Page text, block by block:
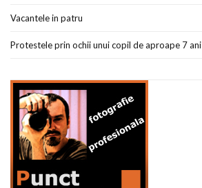
Vacantele in patru
Protestele prin ochii unui copil de aproape 7 ani